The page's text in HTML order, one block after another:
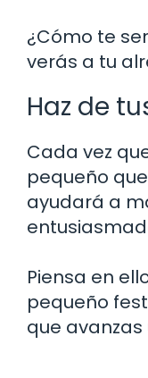
¿Cómo te
verás a tu
Haz de
Cada vez
pequeño
ayudará a
Piensa en
pequeño
que avanzas